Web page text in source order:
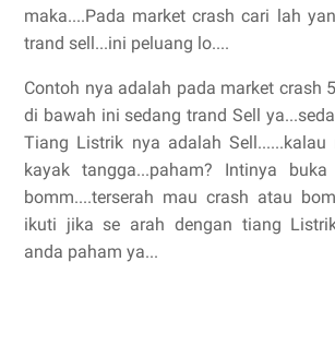
maka....Pada market crash cari lah
trand sell...ini peluang lo....
Contoh nya adalah pada market crash
di bawah ini sedang trand Sell
Tiang Listrik nya adalah
kayak tangga...paham? Intinya
bomm....terserah mau crash atau
ikuti jika se arah dengan tiang
anda paham ya...